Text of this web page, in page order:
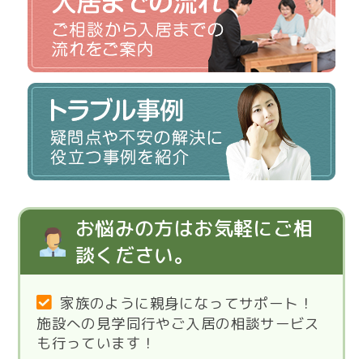
お悩みの方はお気軽にご相
談ください。
家族のように親身になってサポート！
施設への見学同行やご入居の相談サービス
も行っています！